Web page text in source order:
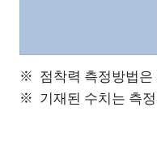
점착력 측정방법은
기재된 수치는 측